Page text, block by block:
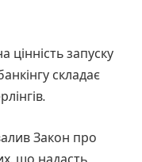
цінність запуску
складає
Закон про